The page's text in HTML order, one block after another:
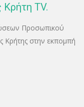
TV.
Προσωπικού
Κρήτης στην εκπομπή